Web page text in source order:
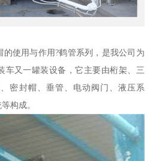
使用与作用?鹤管系列，是我公司为
车又一罐装设备，它主要由桁架、三
密封帽、垂管、电动阀门、液压系
构成。